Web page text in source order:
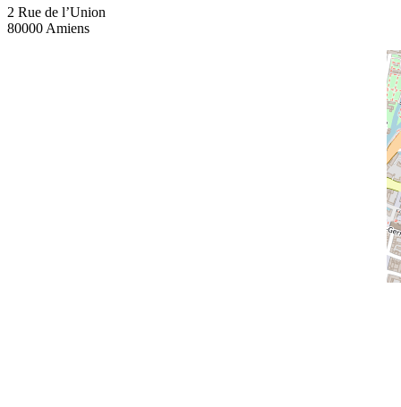
2 Rue de l’Union
80000 Amiens